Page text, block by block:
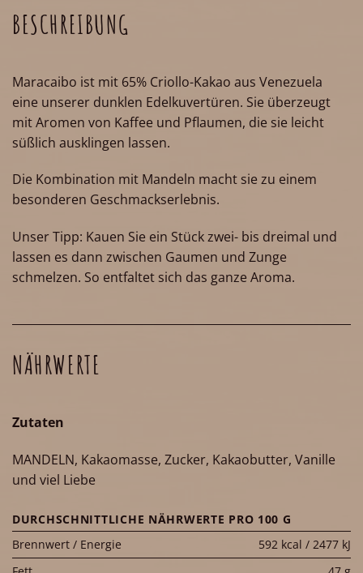
BESCHREIBUNG
Maracaibo ist mit 65% Criollo-Kakao aus Venezuela
eine unserer dunklen Edelkuvertüren. Sie überzeugt
mit Aromen von Kaffee und Pflaumen, die sie leicht
süßlich ausklingen lassen.
Die Kombination mit Mandeln macht sie zu einem
besonderen Geschmackserlebnis.
Unser Tipp: Kauen Sie ein Stück zwei- bis dreimal und
lassen es dann zwischen Gaumen und Zunge
schmelzen. So entfaltet sich das ganze Aroma.
NÄHRWERTE
Zutaten
MANDELN, Kakaomasse, Zucker, Kakaobutter, Vanille
und viel Liebe
DURCHSCHNITTLICHE NÄHRWERTE PRO 100 G
Brennwert / Energie
592 kcal / 2477 kJ